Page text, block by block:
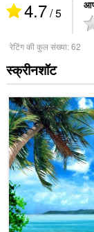
4.7/ 5
रेटिंग की कुल संख्या:62
स्क्रीनशॉट